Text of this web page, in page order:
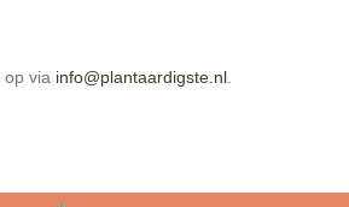
via info@plantaardigste.nl